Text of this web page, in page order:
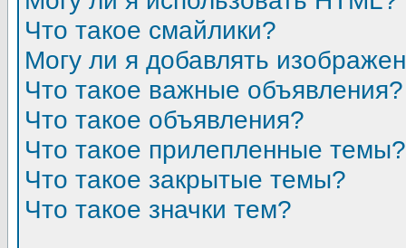
Что такое смайлики?
Могу ли я добавлять
Что такое важные объявления?
Что такое объявления?
Что такое прилепленные темы?
Что такое закрытые темы?
Что такое значки тем?